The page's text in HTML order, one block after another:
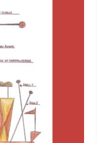
Leipzig